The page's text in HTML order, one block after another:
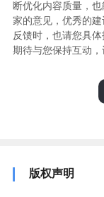
断优化内容质量，
家的意见，优秀的建
反馈时，也请您具
期待与您保持互动，
版权声明